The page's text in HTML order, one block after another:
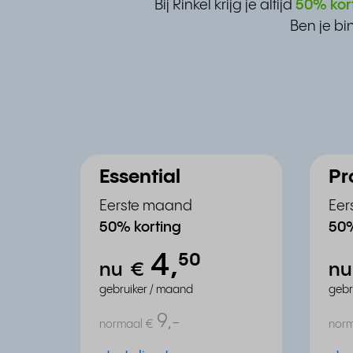
Bij Rinkel krijg je altijd 50%
Ben je
Essential
Eerste maand
50% korting
nu € 4,⁵⁰
gebruiker / maand
normaal € 9,-